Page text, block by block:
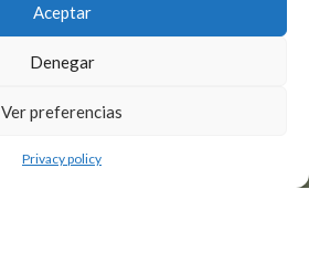
Aceptar
Denegar
Ver preferencias
Privacy policy
2
2